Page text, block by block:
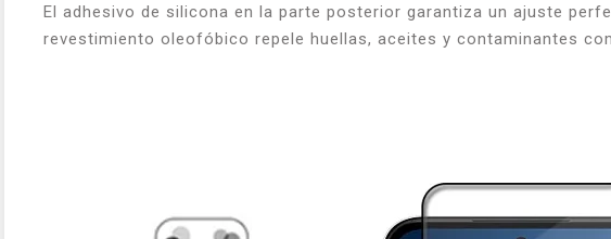
El adhesivo de silicona en la parte posterior garantiza un ajuste
revestimiento oleofóbico repele huellas, aceites y contaminantes